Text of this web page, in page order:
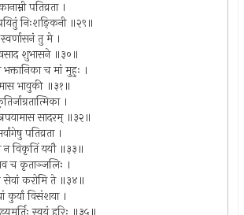
पतिव्रता ।
निःशङ्किनी ॥२९॥
स्वर्णासनं तु मे ।
शुभासने ॥३०॥
भक्तानिका च मां मुहुः ।
भावुकी ॥३१॥
।
सादरम् ॥३२॥
पतिव्रता ।
न विकृतिं ययौ ॥३३॥
च कृताञ्जलिः ।
सेवां करोमि ते ॥३४॥
कुर्यां विसंशया ।